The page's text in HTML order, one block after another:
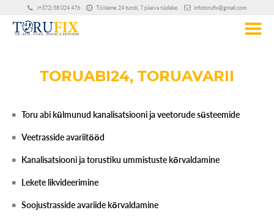
(+372) 58 024 476 Töötame 24 tundi, 7 päeva nädalas infotorufix@gmail.com
TORUABI24, TORUAVARII
Toru abi külmunud kanalisatsiooni ja veetorude süsteemide
Veetrasside avariitööd
Kanalisatsiooni ja torustiku ummistuste kõrvaldamine
Lekete likvideerimine
Soojustrasside avariide kõrvaldamine